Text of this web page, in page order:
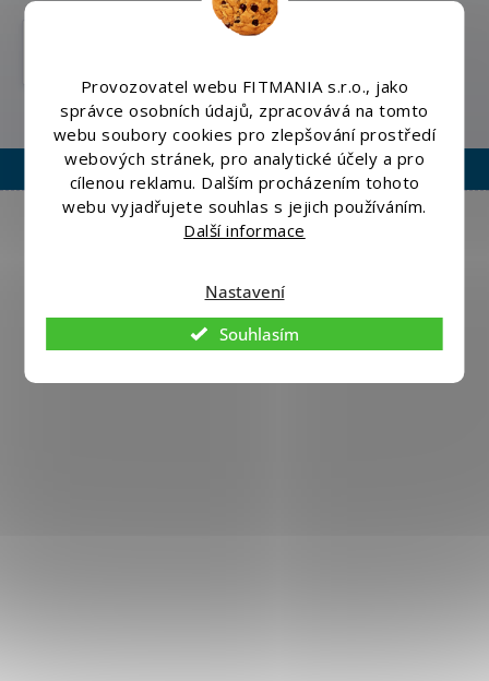
Provozovatel webu FITMANIA s.r.o., jako
správce osobních údajů, zpracovává na tomto
webu soubory cookies pro zlepšování prostředí
webových stránek, pro analytické účely a pro
cílenou reklamu. Dalším procházením tohoto
webu vyjadřujete souhlas s jejich používáním.
Další informace
Nastavení
Souhlasím
Shoptet |Nakódoval eshopGuru
Copyright 2026Eshopmania.cz. Všechna práva vyhrazena.
Upravit nastavení cookies